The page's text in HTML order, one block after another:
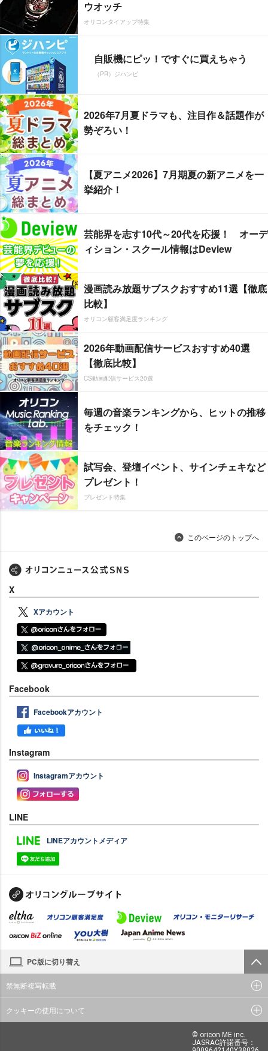
ウオッチ
オリコンタイアップ特集
自販機にピッ！ですぐに買えちゃう
（PR）ジハンピ
2026年7月夏ドラマも、注目作＆話題作が
勢ぞろい！
【夏アニメ2026】7月期夏の新アニメを一
挙紹介！
芸能界を志す10代～20代を応援！ オーデ
ィション・スクール情報はDeview
漫画読み放題サブスクおすすめ11選【徹底
比較】
オリコン顧客満足度ランキング
2026年動画配信サービスおすすめ40選
【徹底比較】
CS動画配信サービス20選
毎週の音楽ランキングから、ヒットの推移
をチェック！
試写会、登壇イベント、サインチェキなど
プレゼント！
プレゼント特集
このページのトップへ
X
Xアカウント
Facebook
Facebookアカウント
Instagram
Instagramアカウント
LINE
LINEアカウントメディア
PC版に切り替え
禁無断複写転載
クッキーの使用について
© oricon ME inc.
JASRAC許諾番号：